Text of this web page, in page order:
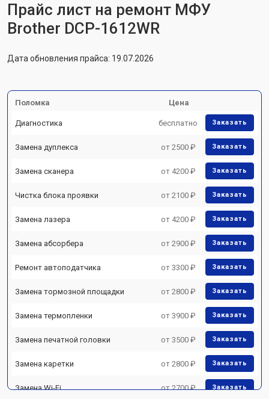
Прайс лист на ремонт МФУ
Brother DCP-1612WR
Дата обновления прайса: 19.07.2026
Поломка Цена
Диагностика бесплатно Заказать
Замена дуплекса от 2500 ₽ Заказать
Замена сканера от 4200 ₽ Заказать
Чистка блока проявки от 2100 ₽ Заказать
Замена лазера от 4200 ₽ Заказать
Замена абсорбера от 2900 ₽ Заказать
Ремонт автоподатчика от 3300 ₽ Заказать
Замена тормозной площадки от 2800 ₽ Заказать
Замена термопленки от 3900 ₽ Заказать
Замена печатной головки от 3500 ₽ Заказать
Замена каретки от 2800 ₽ Заказать
Замена Wi-Fi от 2700 ₽ Заказать